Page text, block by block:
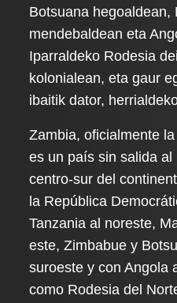
Botsuana hegoaldean,
mendebaldean eta
Iparraldeko Rodesia
kolonialean, eta gaur
ibaitik dator,
Zambia, oficialmente
es un país sin salida al
centro-sur del
la República
Tanzania al noreste,
este, Zimbabue y
suroeste y con Angola
como Rodesia del